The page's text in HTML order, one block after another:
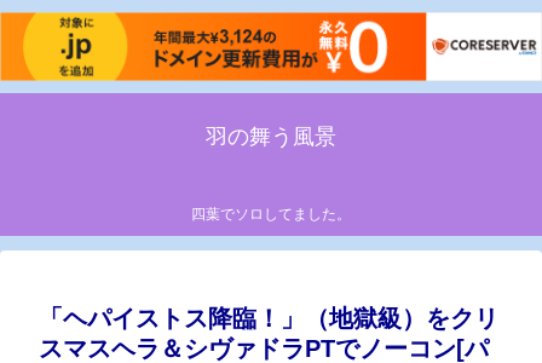
羽の舞う風景
四葉でソロしてました。
「ヘパイストス降臨！」（地獄級）をクリ
スマスヘラ＆シヴァドラPTでノーコン[パ